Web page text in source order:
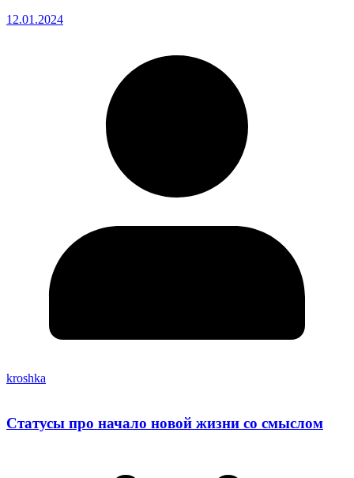
12.01.2024
kroshka
Статусы про начало новой жизни со смыслом